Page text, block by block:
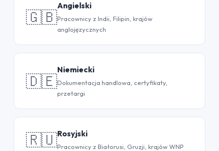
🇬🇧
Angielski
Pracownicy z Indii, Filipin, krajów
anglojęzycznych
🇩🇪
Niemiecki
Dokumentacja handlowa, certyfikaty,
przetargi
🇷🇺Rosyjski
Pracownicy z Białorusi, Gruzji, krajów WNP